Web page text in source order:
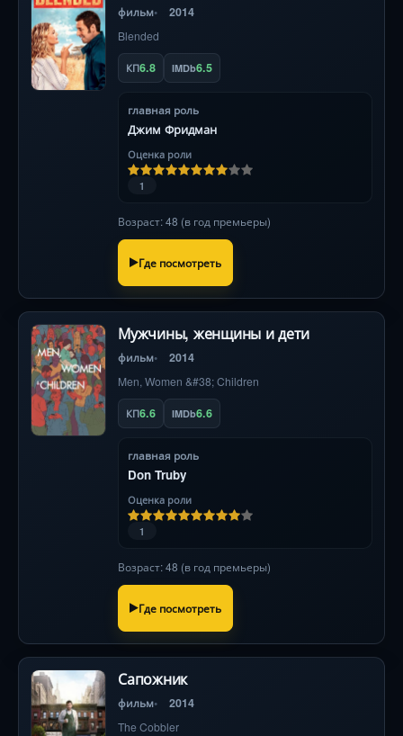
фильм 2014
Blended
КП6.8 IMDb6.5
главная роль
Джим Фридман
Оценка роли
1
Возраст: 48 (в год премьеры)
Где посмотреть
Мужчины, женщины и дети
фильм 2014
Men, Women &#38; Children
КП6.6 IMDb6.6
главная роль
Don Truby
Оценка роли
1
Возраст: 48 (в год премьеры)
Где посмотреть
Сапожник
фильм 2014
The Cobbler